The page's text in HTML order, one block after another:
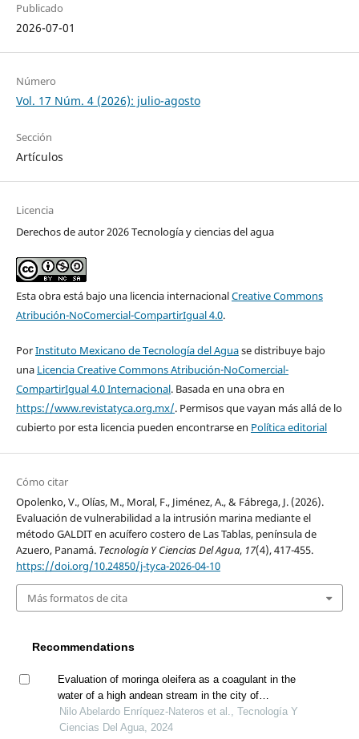
Publicado
2026-07-01
Número
Vol. 17 Núm. 4 (2026): julio-agosto
Sección
Artículos
Licencia
Derechos de autor 2026 Tecnología y ciencias del agua
Esta obra está bajo una licencia internacionalCreative Commons
Atribución-NoComercial-CompartirIgual 4.0.
PorInstituto Mexicano de Tecnología del Aguase distribuye bajo
una Licencia Creative Commons Atribución-NoComercial-
CompartirIgual 4.0 Internacional. Basada en una obra en
https://www.revistatyca.org.mx/. Permisos que vayan más allá de lo
cubierto por esta licencia pueden encontrarse en Política editorial
Cómo citar
Opolenko, V., Olías, M., Moral, F., Jiménez, A., & Fábrega, J. (2026).
Evaluación de vulnerabilidad a la intrusión marina mediante el
método GALDIT en acuífero costero de Las Tablas, península de
Azuero, Panamá. Tecnología Y Ciencias Del Agua, 17(4), 417-455.
https://doi.org/10.24850/j-tyca-2026-04-10
Más formatos de cita
Recommendations
Evaluation of moringa oleifera as a coagulant in the
water of a high andean stream in the city of
huancavelica, peru
Nilo Abelardo Enríquez-Nateros et al., Tecnología Y
Ciencias Del Agua, 2024